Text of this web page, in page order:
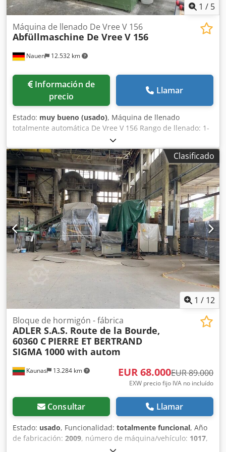
Velocidad rotacional del eje: 35 r.p.m. Voltaje: 400/50
Volt/Hz Peso: 500 kg
1 / 5
Nauen 12.532 km
Máquina de llenado De Vree V 156
Abfüllmaschine De Vree V 156
Información de
precio
Llamar
Estado: muy bueno (usado), Máquina de llenado
totalmente automática De Vree V 156 Rango de llenado: 1-
20 litros Dispositivo automático para colocar tapas
Dispositivo automático para cerrar tapas Dsdpfx Ajztc
Sgenvsck En excelente estado, directamente de la línea de
producción.
Clasificado
1 / 12
Kaunas 13.284 km
Bloque de hormigón - fábrica
ADLER S.A.S. Route de la Bourde,
60360 C PIERRE ET BERTRAND
SIGMA 1000 with autom
EUR 68.000EUR 89.000
EXW precio fijo IVA no incluído
Consultar Llamar
Estado: usado, Funcionalidad: totalmente funcional, Año
de fabricación: 2009, número de máquina/vehículo: 1017,
Línea de producción usada para bloques de hormigón (y